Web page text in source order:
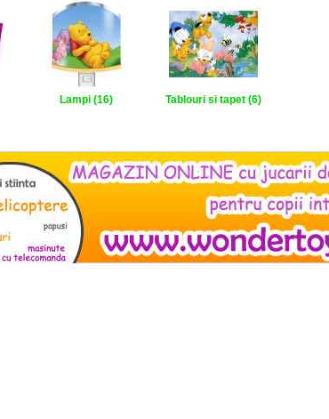
Lampi (16) Tablouri si tapet (6)